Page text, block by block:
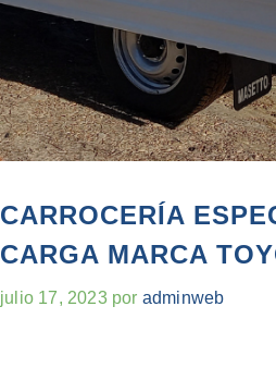
CARROCERÍA
CARGA MARCA
julio 17, 2023 por adminweb